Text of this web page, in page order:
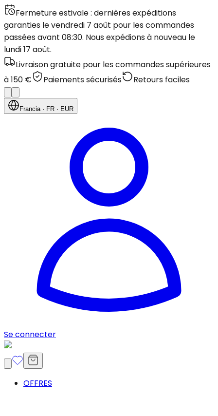
Fermeture estivale : dernières expéditions
garanties le vendredi 7 août pour les commandes
passées avant 08:30. Nous expédions à nouveau le
lundi 17 août.
Livraison gratuite pour les commandes supérieures
à 150 €
Paiements sécurisés Retours faciles
Francia· FR · EUR
Se connecter
OFFRES